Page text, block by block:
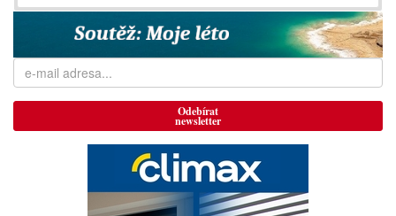
Odebírat
newsletter